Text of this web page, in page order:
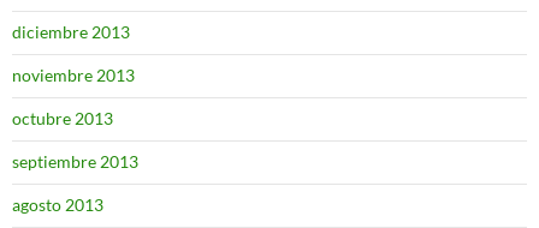
diciembre 2013
noviembre 2013
octubre 2013
septiembre 2013
agosto 2013